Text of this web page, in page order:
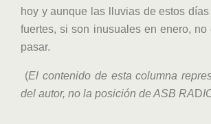
hoy y aunque las lluvias de estos
fuertes, si son inusuales en enero,
pasar.
(El contenido de esta columna
del autor, no la posición de ASB RA D